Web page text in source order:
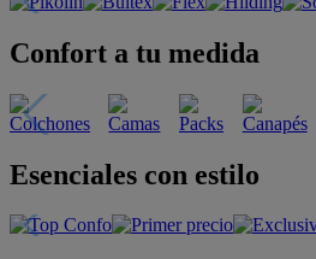
Confort a tu medida
Esenciales con estilo